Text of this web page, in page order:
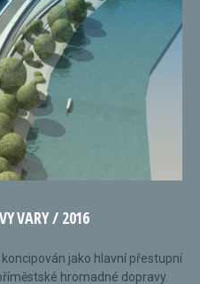
VARY / 2016
jako hlavní přestupní
hromadné dopravy.